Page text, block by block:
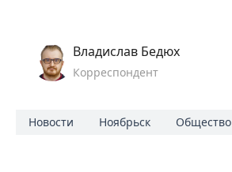
Владислав Бедюх
Корреспондент
Новости Ноябрьск Общество